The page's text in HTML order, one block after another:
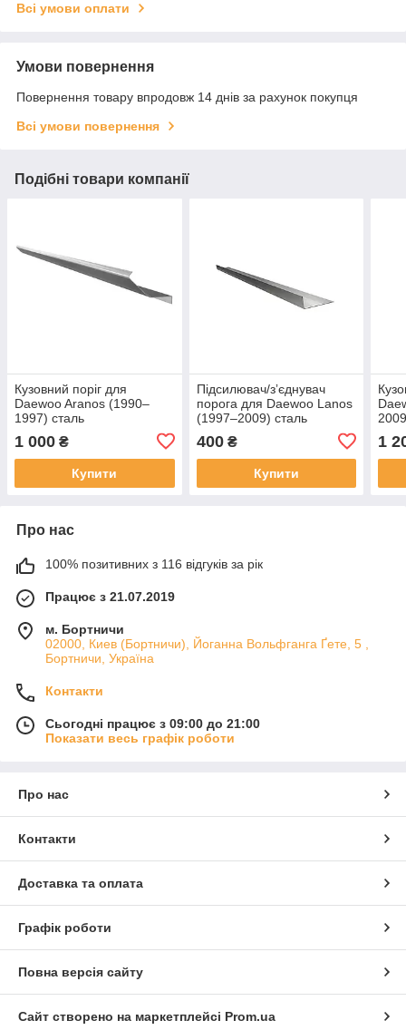
Всі умови оплати
Умови повернення
Повернення товару впродовж 14 днів за рахунок покупця
Всі умови повернення
Подібні товари компанії
Кузовний поріг для
Daewoo Aranos (1990–
1997) сталь
1 000 ₴
Купити
Підсилювач/зʼєднувач
порога для Daewoo Lanos
(1997–2009) сталь
400₴
Купити
1
Про нас
100% позитивних з 116 відгуків за рік
Працює з 21.07.2019
м. Бортничи
02000, Киев (Бортничи), Йоганна Вольфганга Ґете, 5 ,
Бортничи, Україна
Контакти
Сьогодні працює з 09:00 до 21:00
Показати весь графік роботи
Про нас
Контакти
Доставка та оплата
Графік роботи
Повна версія сайту
Сайт створено на маркетплейсі Prom.ua